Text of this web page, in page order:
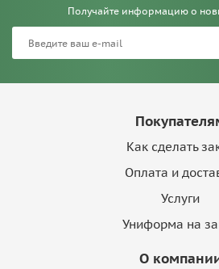
Получайте информацию о
Как сделать
Оплата и
Услуги
Униформа на
О